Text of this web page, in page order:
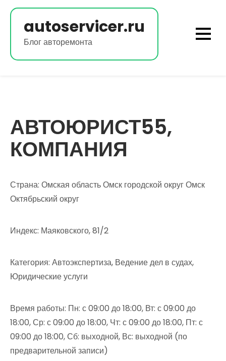
Перейти
содержимомуautoservicer.ru
Блог авторемонта
АВТОЮРИСТ55,
КОМПАНИЯ
Страна: Омская область Омск городской округ Омск
Октябрьский округ
Индекс: Маяковского, 81/2
Категория: Автоэкспертиза, Ведение дел в судах,
Юридические услуги
Время работы: Пн: с 09:00 до 18:00, Вт: с 09:00 до
18:00, Ср: с 09:00 до 18:00, Чт: с 09:00 до 18:00, Пт: с
09:00 до 18:00, Сб: выходной, Вс: выходной (по
предварительной записи)